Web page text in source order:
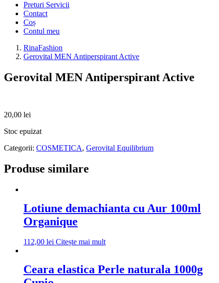
Preturi Servicii
Contact
Coș
Contul meu
RinaFashion
Gerovital MEN Antiperspirant Active
Gerovital MEN Antiperspirant Active
20,00 lei
Stoc epuizat
Categorii: COSMETICA, Gerovital Equilibrium
Produse similare
Lotiune demachianta cu Aur 100ml
Organique
112,00 lei Citește mai mult
Ceara elastica Perle naturala 1000g